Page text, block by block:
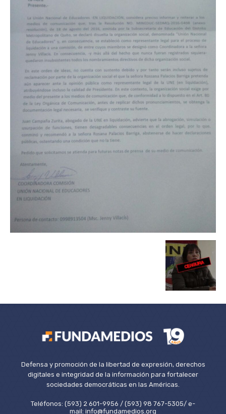
Defensa y promoción de la libertad de expresión, derechos
digitales e integridad de la información para fortalecer
sociedades democráticas en las Américas.
Teléfonos: (593) 2 601-9956 / (593) 98 767-5305/ e-
mail: info@fundamedios.org